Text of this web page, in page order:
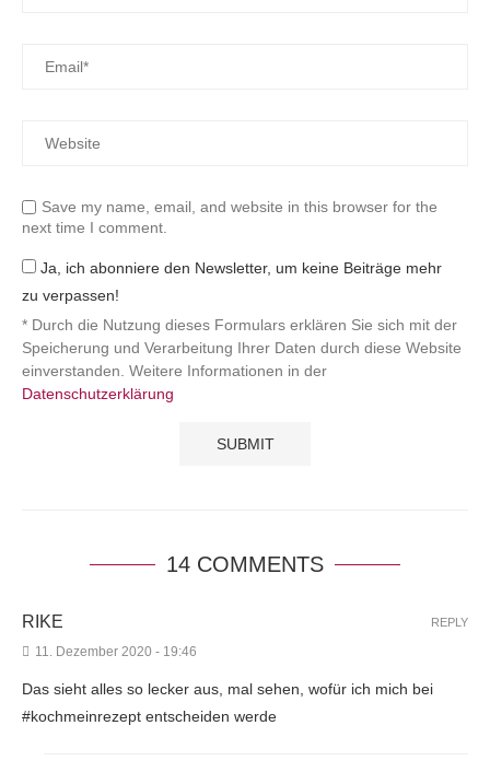
Save my name, email, and website in this browser for the
next time I comment.
Ja, ich abonniere den Newsletter, um keine Beiträge mehr
zu verpassen!
* Durch die Nutzung dieses Formulars erklären Sie sich mit der
Speicherung und Verarbeitung Ihrer Daten durch diese Website
einverstanden. Weitere Informationen in der
Datenschutzerklärung
14 COMMENTS
RIKE
11. Dezember 2020 - 19:46
Das sieht alles so lecker aus, mal sehen, wofür ich mich bei
#kochmeinrezept entscheiden werde
REPLY